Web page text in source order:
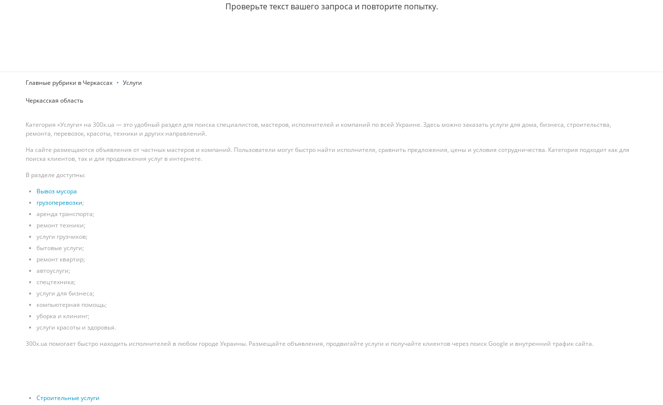
Проверьте текст вашего запроса и повторите попытку.
Главные рубрики в Черкассах Услуги
Черкасская область
Категория «Услуги» на 300x.ua — это удобный раздел для поиска специалистов, мастеров, исполнителей и компаний по всей Украине. Здесь можно заказать услуги для дома, бизнеса, строительства,
ремонта, перевозок, красоты, техники и других направлений.
На сайте размещаются объявления от частных мастеров и компаний. Пользователи могут быстро найти исполнителя, сравнить предложения, цены и условия сотрудничества. Категория подходит как для
поиска клиентов, так и для продвижения услуг в интернете.
В разделе доступны:
Вывоз мусора
грузоперевозки;
аренда транспорта;
ремонт техники;
услуги грузчиков;
бытовые услуги;
ремонт квартир;
автоуслуги;
спецтехника;
услуги для бизнеса;
компьютерная помощь;
уборка и клининг;
услуги красоты и здоровья.
300x.ua помогает быстро находить исполнителей в любом городе Украины. Размещайте объявления, продвигайте услуги и получайте клиентов через поиск Google и внутренний трафик сайта.
Строительные услуги